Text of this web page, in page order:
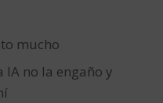
mucho
no la engaño y